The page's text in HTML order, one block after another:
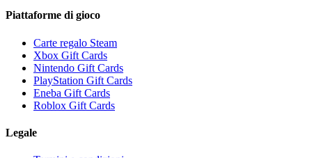
Piattaforme di gioco
Carte regalo Steam
Xbox Gift Cards
Nintendo Gift Cards
PlayStation Gift Cards
Eneba Gift Cards
Roblox Gift Cards
Legale